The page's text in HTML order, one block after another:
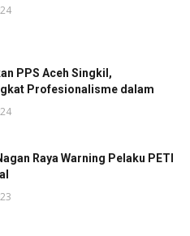
PPS Aceh Singkil,
Profesionalisme dalam
Raya Warning Pelaku PETI